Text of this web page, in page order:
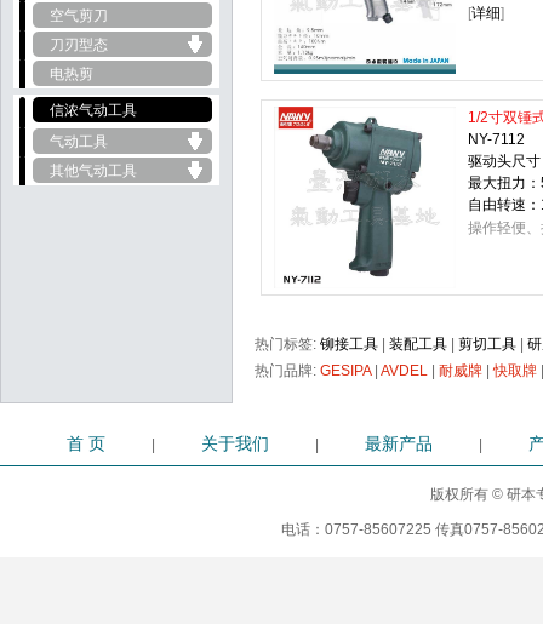
空气剪刀
刀刃型态
电热剪
信浓气动工具
气动工具
其他气动工具
[详细]
1/2寸双锤
NY-7112
驱动头尺
最大扭力
自由转速
操作轻便
热门标签: 铆接工具 装配工具 剪切工具
热门品牌: GESIPA| AVDEL 耐威牌 |快取牌
首 页 关于我们 最新产品
版权所有 © 研本
电话：0757-85607225 传真0757-